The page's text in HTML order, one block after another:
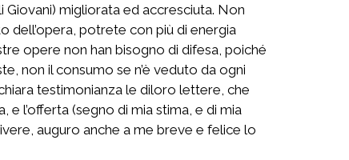
Giovani) migliorata ed accresciuta. Non
dell’opera, potrete con più di energia
opere non han bisogno di difesa, poiché
non il consumo se n’è veduto da ogni
testimonianza le diloro lettere, che
l’offerta (segno di mia stima, e di mia
auguro anche a me breve e felice lo